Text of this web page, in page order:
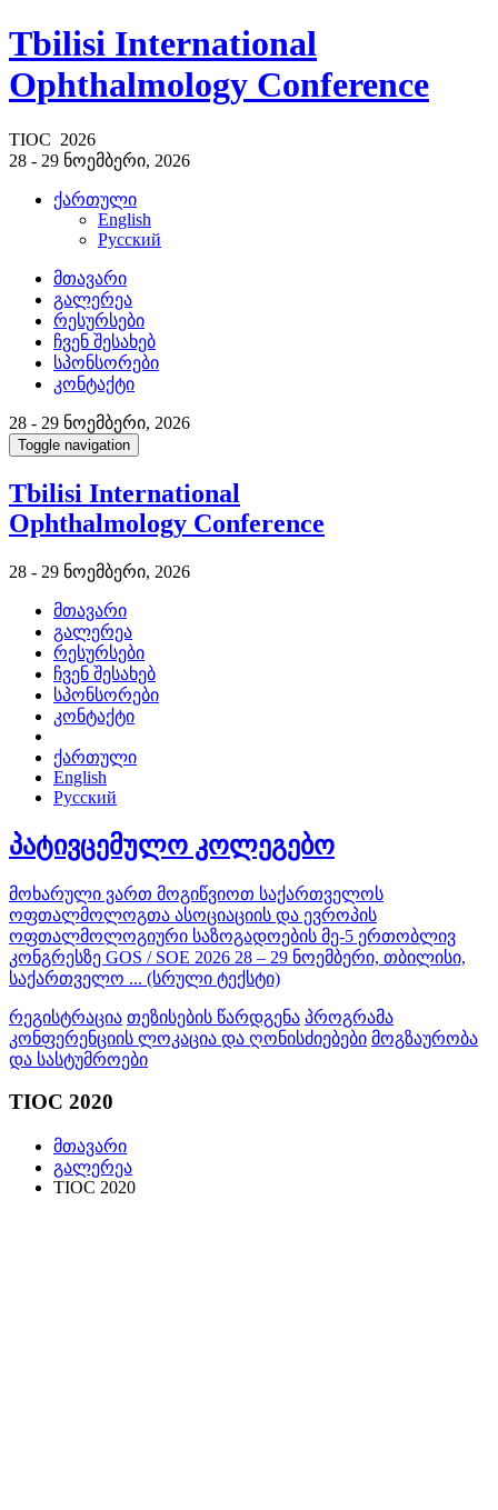
Tbilisi International
Ophthalmology Conference
TIOC 2026
28 - 29 ნოემბერი, 2026
ქართული
English
Русский
მთავარი
გალერეა
რესურსები
ჩვენ შესახებ
სპონსორები
კონტაქტი
28 - 29 ნოემბერი, 2026
Toggle navigation
Tbilisi International
Ophthalmology Conference
28 - 29 ნოემბერი, 2026
მთავარი
გალერეა
რესურსები
ჩვენ შესახებ
სპონსორები
კონტაქტი
ქართული
English
Русский
პატივცემულო კოლეგებო
მოხარული ვართ მოგიწვიოთ საქართველოს
ოფთალმოლოგთა ასოციაციის და ევროპის
ოფთალმოლოგიური საზოგადოების მე-5 ერთობლივ
კონგრესზე GOS / SOE 2026 28 – 29 ნოემბერი, თბილისი,
საქართველო ... (სრული ტექსტი)
რეგისტრაცია თეზისების წარდგენა პროგრამა
კონფერენციის ლოკაცია და ღონისძიებები მოგზაურობა
და სასტუმროები
TIOC 2020
მთავარი
გალერეა
TIOC 2020